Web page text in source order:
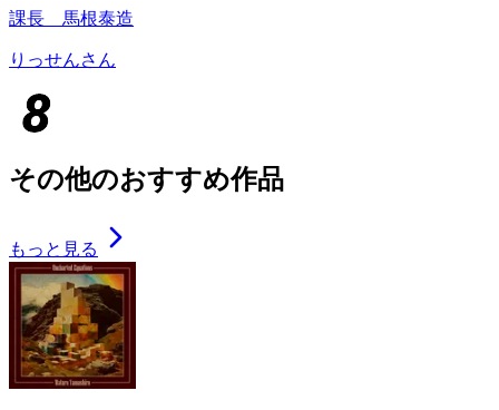
課長 馬根泰造
りっせんさん
その他のおすすめ作品
もっと見る